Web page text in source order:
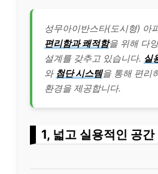
성무아이반스타(도시형) 아
편리함과 쾌적함을 위해 다
설계를 갖추고 있습니다. 실
와 첨단 시스템을 통해 편리
환경을 제공합니다.
1, 넓고 실용적인 공간